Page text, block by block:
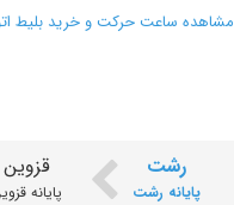
قزوین
مشاهده ساعت حرکت و خرید بلیط
رشت
پایانه رشت
قزوین
پایانه